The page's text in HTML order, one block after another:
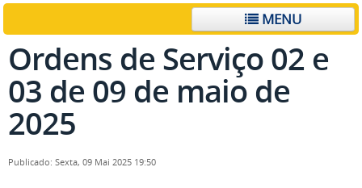
MENU
Ordens de Serviço 02 e
03 de 09 de maio de
2025
Publicado: Sexta, 09 Mai 2025 19:50